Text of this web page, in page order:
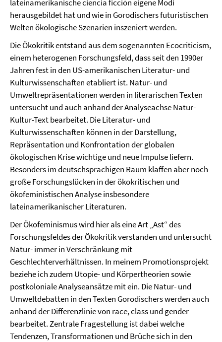
lateinamerikanische ciencia ficción eigene Modi
herausgebildet hat und wie in Gorodischers futuristischen
Welten ökologische Szenarien inszeniert werden.
Die Ökokritik entstand aus dem sogenannten Ecocriticism,
einem heterogenen Forschungsfeld, dass seit den 1990er
Jahren fest in den US-amerikanischen Literatur- und
Kulturwissenschaften etabliert ist. Natur- und
Umweltrepräsentationen werden in literarischen Texten
untersucht und auch anhand der Analyseachse Natur-
Kultur-Text bearbeitet. Die Literatur- und
Kulturwissenschaften können in der Darstellung,
Repräsentation und Konfrontation der globalen
ökologischen Krise wichtige und neue Impulse liefern.
Besonders im deutschsprachigen Raum klaffen aber noch
große Forschungslücken in der ökokritischen und
ökofeministischen Analyse insbesondere
lateinamerikanischer Literaturen.
Der Ökofeminismus wird hier als eine Art „Ast“ des
Forschungsfeldes der Ökokritik verstanden und untersucht
Natur- immer in Verschränkung mit
Geschlechterverhältnissen. In meinem Promotionsprojekt
beziehe ich zudem Utopie- und Körpertheorien sowie
postkoloniale Analyseansätze mit ein. Die Natur- und
Umweltdebatten in den Texten Gorodischers werden auch
anhand der Differenzlinie von race, class und gender
bearbeitet. Zentrale Fragestellung ist dabei welche
Tendenzen, Transformationen und Brüche sich in den